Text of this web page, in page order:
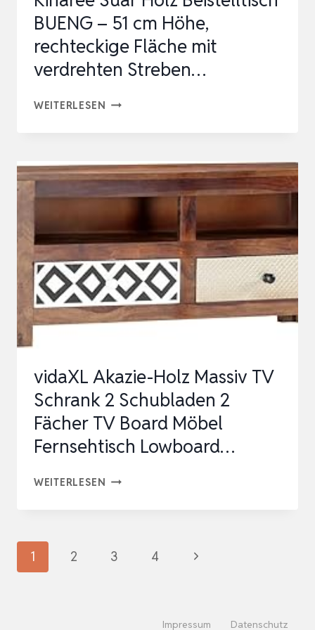
BUENG – 51 cm Höhe,
rechteckige Fläche mit
verdrehten Streben…
WEITERLESEN KINAREE
BEISTELLTISCH
BUENG
51
CM
HÖHE,
RECHTECKIGE
FLÄCHE
STREBEN…
vidaXL Akazie-Holz Massiv TV
Schrank 2 Schubladen 2
Fächer TV Board Möbel
Fernsehtisch Lowboard…
WEITERLESEN VIDAXL
TV
Seitennavigation
1 2 3 4
Nächste
Impressum Datenschutz